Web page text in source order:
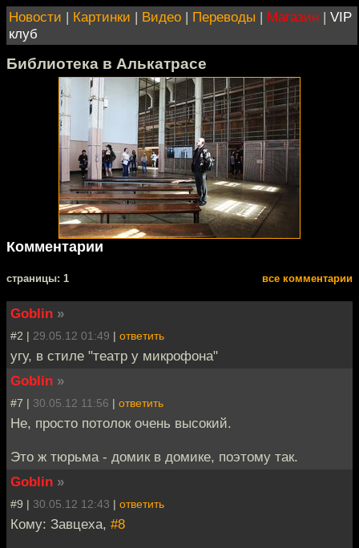
Новости | Картинки | Видео | Переводы | Магазин | VIP
клуб
Библиотека в Алькатрасе
Комментарии
cтраницы: 1 все комментарии
Goblin »
#2 | 29.05.12 01:49 | ответить
угу, в стиле "театр у микрофона"
Goblin »
#7 | 30.05.12 11:56 | ответить
Не, просто потолок очень высокий.
Это ж тюрьма - домик в домике, поэтому так.
Goblin »
#9 | 30.05.12 12:43 | ответить
Кому: Завцеха, #8